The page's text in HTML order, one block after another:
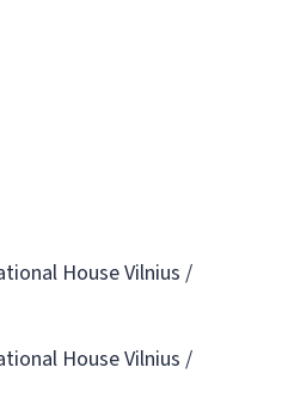
House Vilnius /
House Vilnius /